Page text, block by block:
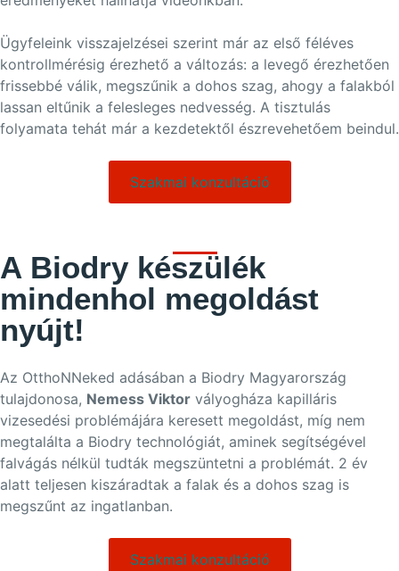
Ügyfeleink visszajelzései szerint már az első féléves
kontrollmérésig érezhető a változás: a levegő érezhetően
frissebbé válik, megszűnik a dohos szag, ahogy a falakból
lassan eltűnik a felesleges nedvesség. A tisztulás
folyamata tehát már a kezdetektől észrevehetőem beindul.
Szakmai konzultáció
A Biodry készülék
mindenhol megoldást
nyújt!
Az OtthoNNeked adásában a Biodry Magyarország
tulajdonosa, Nemess Viktor vályogháza kapilláris
vizesedési problémájára keresett megoldást, míg nem
megtalálta a Biodry technológiát, aminek segítségével
falvágás nélkül tudták megszüntetni a problémát. 2 év
alatt teljesen kiszáradtak a falak és a dohos szag is
megszűnt az ingatlanban.
Szakmai konzultáció